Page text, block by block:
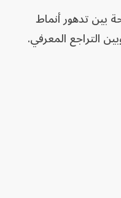
بين تدهور أنماط
التراجع المعرفي.